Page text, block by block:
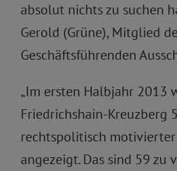
absolut nichts zu suchen
Gerold (Grüne), Mitglied
Geschäftsführenden
„Im ersten Halbjahr 2013
Friedrichshain-Kreuzberg
rechtspolitisch
angezeigt. Das sind 59 zu